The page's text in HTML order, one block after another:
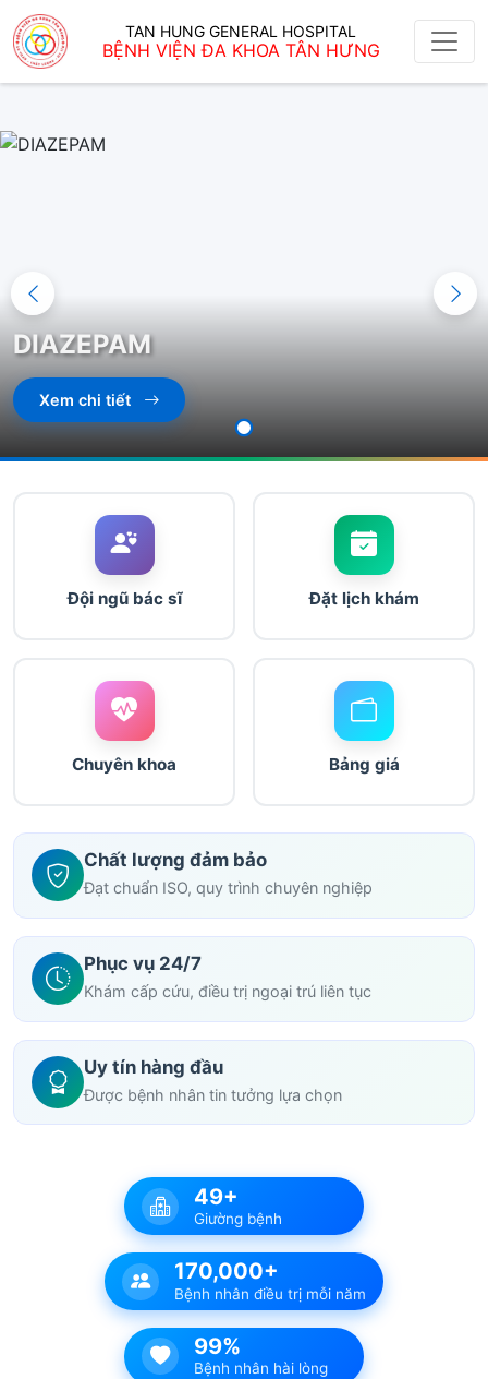
TAN HUNG GENERAL HOSPITAL
BỆNH VIỆN ĐA KHOA TÂN HƯNG
DIAZEPAM
Xem chi tiết
Đội ngũ bác sĩ Đặt lịch khám
Chuyên khoa Bảng giá
Chất lượng đảm bảo
Đạt chuẩn ISO, quy trình chuyên nghiệp
Phục vụ 24/7
Khám cấp cứu, điều trị ngoại trú liên tục
Uy tín hàng đầu
Được bệnh nhân tin tưởng lựa chọn
49+
Giường bệnh
170,000+
Bệnh nhân điều trị mỗi năm
99%
Bệnh nhân hài lòng